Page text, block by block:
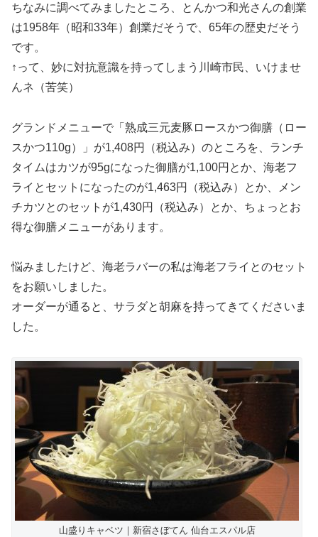
ちなみに調べてみましたところ、とんかつ和光さんの創業
は1958年（昭和33年）創業だそうで、65年の歴史だそう
です。
↑って、妙に対抗意識を持ってしまう川崎市民、いけませ
んネ（苦笑）
グランドメニューで「熟成三元麦豚ロースかつ御膳（ロー
スかつ110g）」が1,408円（税込み）のところを、ランチ
タイムはカツが95gになった御膳が1,100円とか、海老フ
ライとセットになったのが1,463円（税込み）とか、メン
チカツとのセットが1,430円（税込み）とか、ちょっとお
得な御膳メニューがあります。
悩みましたけど、海老ラバーの私は海老フライとのセット
をお願いしました。
オーダーが通ると、サラダと胡麻を持ってきてくださいま
した。
山盛りキャベツ｜新宿さぼてん 仙台エスパル店